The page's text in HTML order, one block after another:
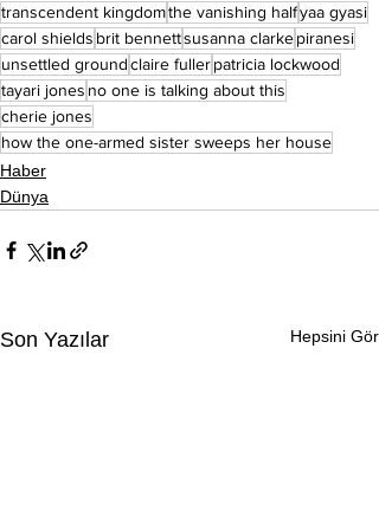
transcendent kingdomthe vanishing halfyaa gyasi
carol shields brit bennettsusanna clarkepiranesi
unsettled groundclaire fullerpatricia lockwood
tayari jones no one is talking about this
cherie jones
how the one-armed sister sweeps her house
Haber
Dünya
Son Yazılar Hepsini Gör